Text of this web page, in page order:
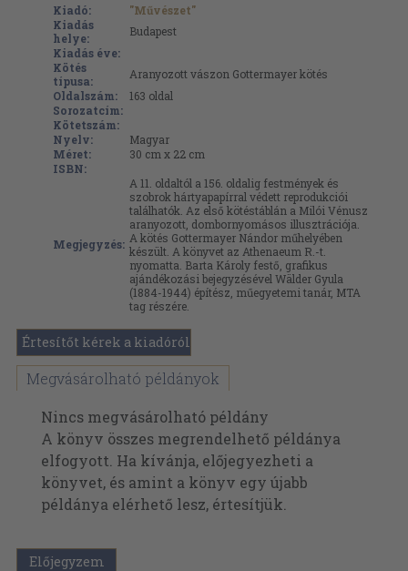
Kiadó:
"Művészet"
Kiadás
helye:
Budapest
Kiadás éve:
Kötés
típusa:
Aranyozott vászon Gottermayer kötés
Oldalszám:
163 oldal
Sorozatcím:
Kötetszám:
Nyelv:
Magyar
Méret:
30 cm x 22 cm
ISBN:
Megjegyzés:
A 11. oldaltól a 156. oldalig festmények és
szobrok hártyapapírral védett reprodukciói
találhatók. Az első kötéstáblán a Milói Vénusz
aranyozott, dombornyomásos illusztrációja.
A kötés Gottermayer Nándor műhelyében
készült. A könyvet az Athenaeum R.-t.
nyomatta. Barta Károly festő, grafikus
ajándékozási bejegyzésével Wälder Gyula
(1884-1944) építész, műegyetemi tanár, MTA
tag részére.
Értesítőt kérek a kiadóról
Megvásárolható példányok
Nincs megvásárolható példány
A könyv összes megrendelhető példánya
elfogyott. Ha kívánja, előjegyezheti a
könyvet, és amint a könyv egy újabb
példánya elérhető lesz, értesítjük.
Előjegyzem